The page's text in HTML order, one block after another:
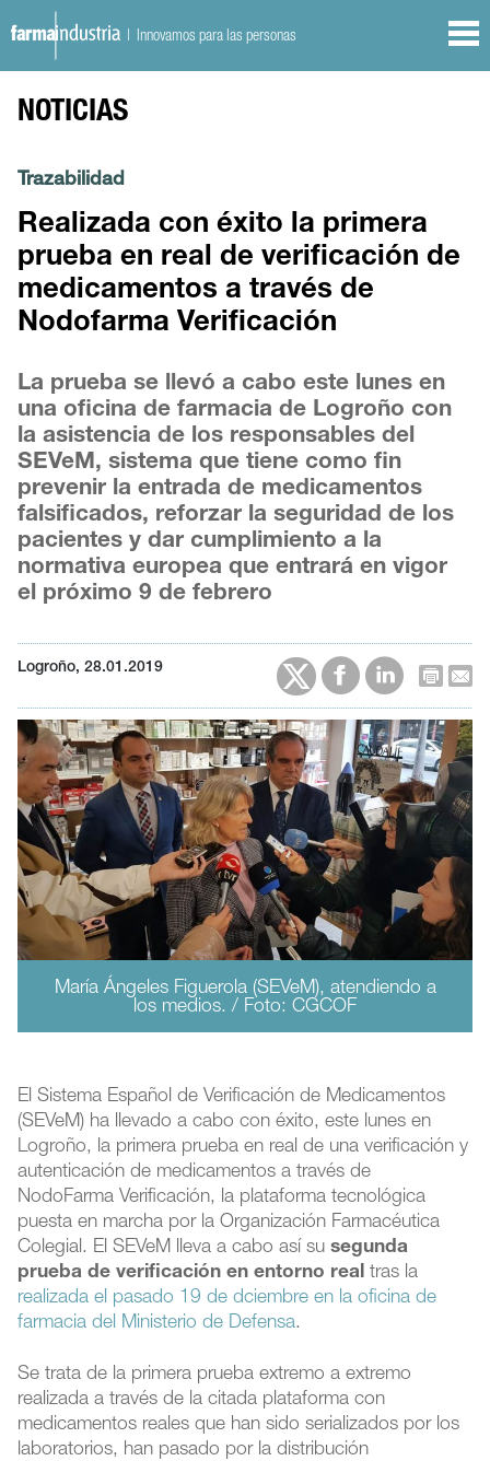
| Innovamos para las personas
NOTICIAS
Trazabilidad
Realizada con éxito la primera
prueba en real de verificación de
medicamentos a través de
Nodofarma Verificación
La prueba se llevó a cabo este lunes en
una oficina de farmacia de Logroño con
la asistencia de los responsables del
SEVeM, sistema que tiene como fin
prevenir la entrada de medicamentos
falsificados, reforzar la seguridad de los
pacientes y dar cumplimiento a la
normativa europea que entrará en vigor
el próximo 9 de febrero
Logroño, 28.01.2019
María Ángeles Figuerola (SEVeM), atendiendo a
los medios. / Foto: CGCOF
El Sistema Español de Verificación de Medicamentos
(SEVeM) ha llevado a cabo con éxito, este lunes en
Logroño, la primera prueba en real de una verificación y
autenticación de medicamentos a través de
NodoFarma Verificación, la plataforma tecnológica
puesta en marcha por la Organización Farmacéutica
Colegial. El SEVeM lleva a cabo así susegunda
prueba de verificación en entorno real tras la
realizada el pasado 19 de dciembre en la oficina de
farmacia del Ministerio de Defensa.
Se trata de la primera prueba extremo a extremo
realizada a través de la citada plataforma con
medicamentos reales que han sido serializados por los
laboratorios, han pasado por la distribución